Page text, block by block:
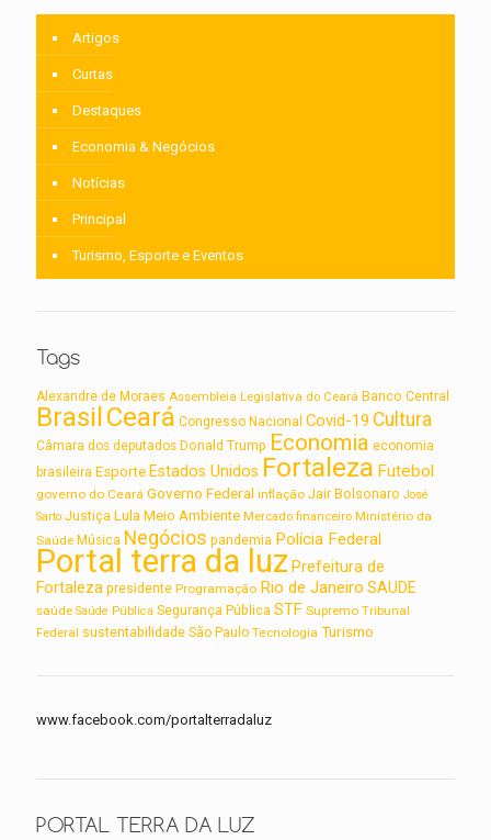
Artigos
Curtas
Destaques
Economia & Negócios
Notícias
Principal
Turismo, Esporte e Eventos
Tags
Alexandre de Moraes Assembleia Legislativa do Ceará Banco Central
Brasil Ceará Congresso Nacional Covid-19 Cultura
Câmara dos deputados Donald Trump Economia economia
brasileira Esporte Estados Unidos Fortaleza Futebol
governo do Ceará Governo Federal inflação Jair Bolsonaro José
Sarto Justiça Lula Meio Ambiente Mercado financeiro Ministério da
Saúde Música Negócios pandemia Polícia Federal
Portal terra da luz Prefeitura de
Fortaleza presidente Programação Rio de Janeiro SAUDE
saúde Saúde Pública Segurança Pública STF Supremo Tribunal
Federal sustentabilidade São Paulo Tecnologia Turismo
www.facebook.com/portalterradaluz
PORTAL TERRA DA LUZ